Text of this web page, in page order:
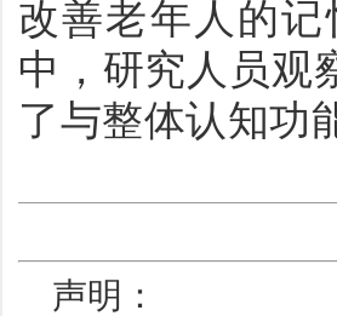
改善老年人的
中，研究人员观
了与整体认知功
声明：